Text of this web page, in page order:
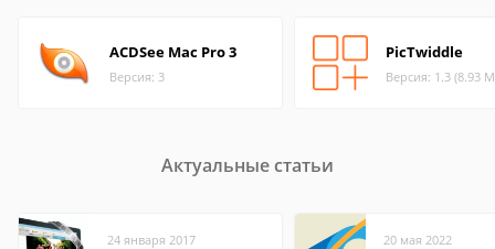
ACDSee Mac Pro 3
Версия: 3
PicTwiddle
Версия: 1.3 (8.93
Актуальные статьи
24 января 2017 20 мая 2022